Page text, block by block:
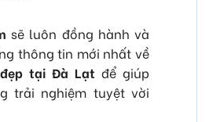
sẽ luôn đồng hành và
thông tin mới nhất về
tại Đà Lạt để giúp
trải nghiệm tuyệt vời